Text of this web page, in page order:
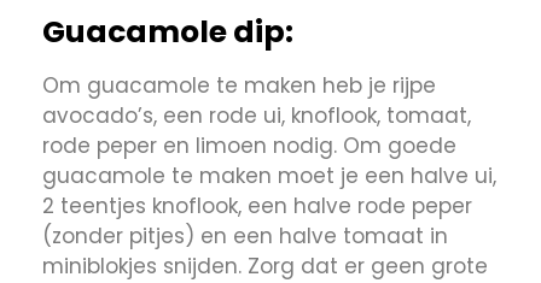
Guacamole dip:
Om guacamole te maken heb je rijpe
avocado’s, een rode ui, knoflook, tomaat,
rode peper en limoen nodig. Om goede
guacamole te maken moet je een halve ui,
2 teentjes knoflook, een halve rode peper
(zonder pitjes) en een halve tomaat in
miniblokjes snijden. Zorg dat er geen grote